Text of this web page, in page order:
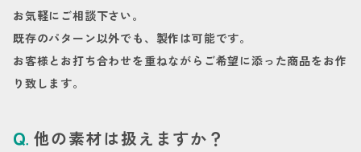
お気軽にご相談下さい。
既存のパターン以外でも、製作は可能です。
お客様とお打ち合わせを重ねながらご希望に添った商品をお作
り致します。
他の素材は扱えますか？